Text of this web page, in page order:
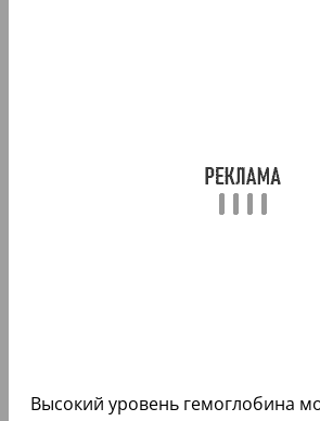
Высокий уровень гемоглобина